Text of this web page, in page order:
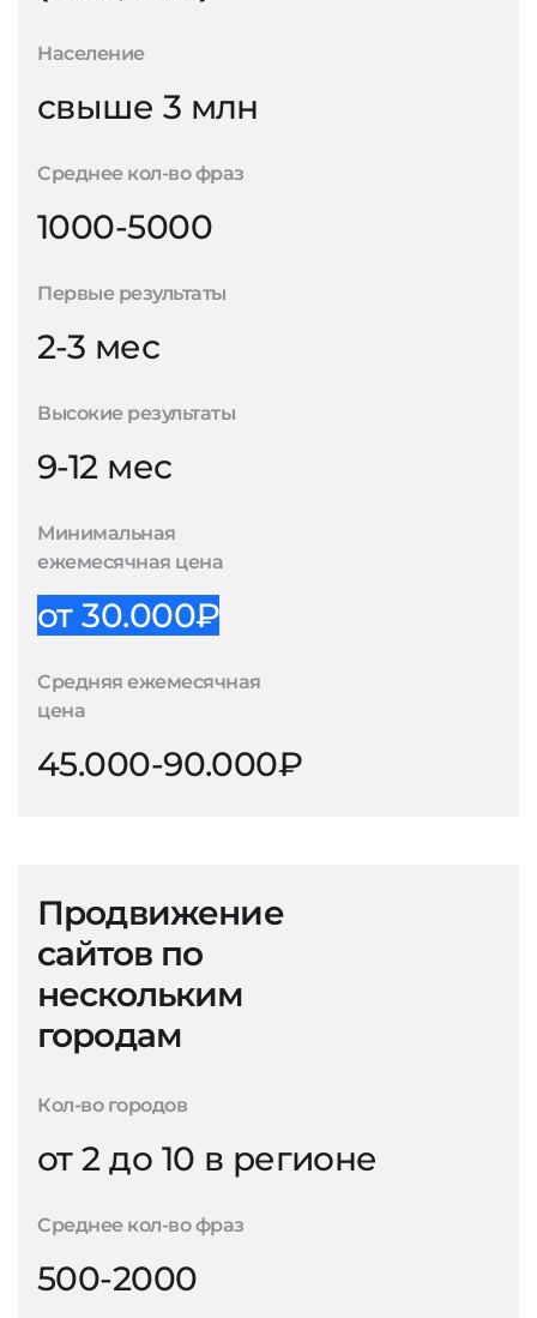
Население
свыше 3 млн
Среднее кол-во фраз
1000-5000
Первые результаты
2-3 мес
Высокие результаты
9-12 мес
Минимальная
ежемесячная цена
от 30.000₽
Средняя ежемесячная
цена
45.000-90.000₽
Продвижение
сайтов по
нескольким
городам
Кол-во городов
от 2 до 10 в регионе
Среднее кол-во фраз
500-2000